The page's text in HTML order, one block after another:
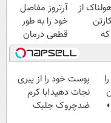
از
شد.
آرتروز مفاصل
خود را به طور
قطعی درمان
کنید!
◗پرسش‌نامه◖
پوست خود را از پیری
نجات دهید!با کرم
ضدچروک جلبک